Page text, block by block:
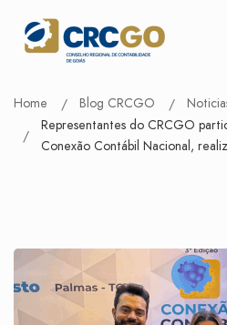
Home Blog CRCGO
Representantes do CRCGO
Conexão Contábil Nacional,